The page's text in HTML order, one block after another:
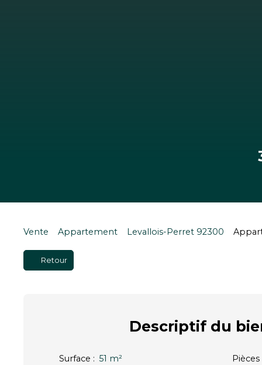
Vente Appartement Levallois-Perret 92300
Retour
Descriptifdu
Surface : 51 m² Pièces